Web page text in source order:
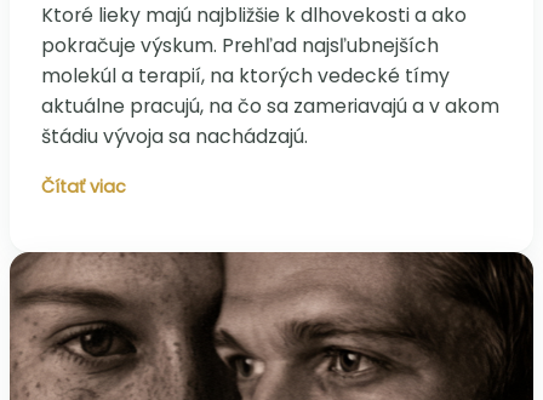
Ktoré lieky majú najbližšie k dlhovekosti a ako
pokračuje výskum. Prehľad najsľubnejších
molekúl a terapií, na ktorých vedecké tímy
aktuálne pracujú, na čo sa zameriavajú a v akom
štádiu vývoja sa nachádzajú.
Lieky,
terapie
ktoré
formujú
budúcnosť
dlhovekosti?
Čítať viac